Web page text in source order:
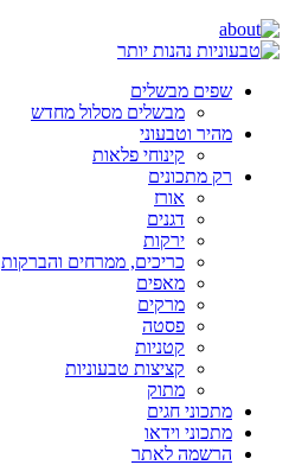
שפים מבשלים
מבשלים מסלול מחדש
מהיר וטבעוני
קינוחי פלאות
רק מתכונים
אורז
דגנים
ירקות
כריכים, ממרחים והברקות
מאפים
מרקים
פסטה
קטניות
קציצות טבעוניות
מתוק
מתכוני חגים
מתכוני וידאו
הרשמה לאתר